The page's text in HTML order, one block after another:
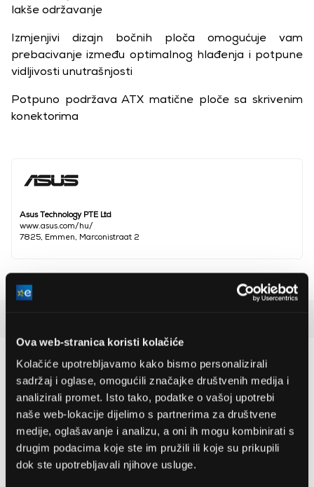
Ova web-stranica koristi kolačiće
Kolačiće upotrebljavamo kako bismo personalizirali
sadržaj i oglase, omogućili značajke društvenih medija i
analizirali promet. Isto tako, podatke o vašoj upotrebi
naše web-lokacije dijelimo s partnerima za društvene
medije, oglašavanje i analizu, a oni ih mogu kombinirati s
drugim podacima koje ste im pružili ili koje su prikupili
dok ste upotrebljavali njihove usluge.
Asus Technology PTE Ltd
www.asus.com/hu/
7825, Emmen, Marconistraat 2
Boja Crno
lakše održavanje
Izmjenjivi dizajn bočnih ploča omogućuje vam
prebacivanje između optimalnog hlađenja i potpune
vidljivosti unutrašnjosti
Potpuno podržava ATX matične ploče sa skrivenim
konektorima
Preporučujemo za vas